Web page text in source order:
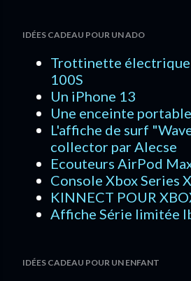
IDÉES CADEAU POUR UN ADO
Trottinette électrique
100S
Un iPhone 13
Une enceinte
L'affiche de surf
collector par Alecse
Ecouteurs AirPod
Console Xbox Series
KINNECT POUR
Affiche Série limitée
IDÉES CADEAU POUR UN ENFANT